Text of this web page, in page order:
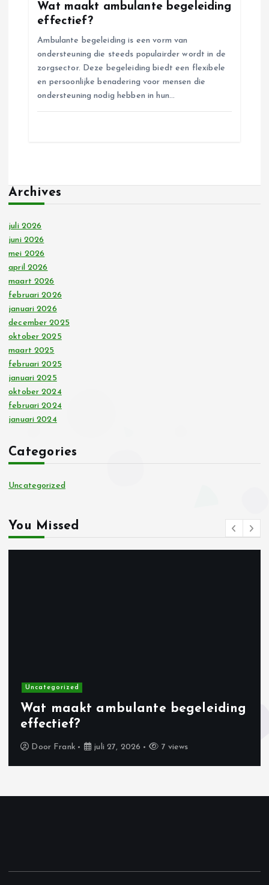
Wat maakt ambulante begeleiding
effectief?
Ambulante begeleiding is een vorm van
ondersteuning die steeds populairder wordt in de
zorgsector. Deze begeleiding biedt een flexibele
en persoonlijke benadering voor mensen die
ondersteuning nodig hebben in hun…
Archives
juli 2026
juni 2026
mei 2026
april 2026
maart 2026
februari 2026
januari 2026
december 2025
oktober 2025
maart 2025
februari 2025
januari 2025
oktober 2024
februari 2024
januari 2024
Categories
Uncategorized
You Missed
Uncategorized
Wat maakt ambulante begeleiding
effectief?
Door Frank juli 27, 2026 7 views